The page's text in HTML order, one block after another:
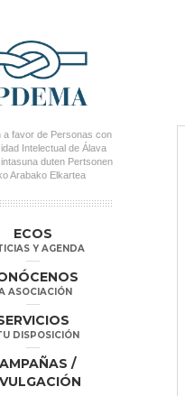
a favor de Personas con
Intelectual de Álava
duten Pertsonen
Arabako Elkartea
contenido
contenido
ECOS
Y AGENDA
ASOCIACIÓN
DISPOSICIÓN
/